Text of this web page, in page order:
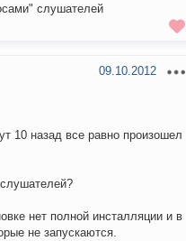
слушателей
09.10.2012
10 назад все равно произошел
нет полной инсталляции и в
не запускаются.